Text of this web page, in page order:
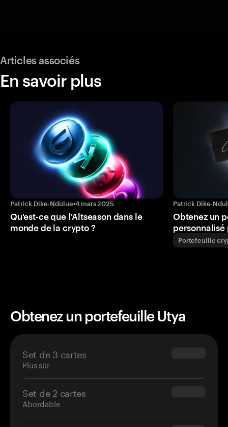
Articles associés
En savoir plus
Patrick Dike-Ndulue•4 mars 2025
Qu'est-ce que l'Altseason dans le
monde de la crypto ?
Patrick Dike-
Obtenez un
personnalisé
Portefeuille
Obtenez un portefeuille Utya
Set de 3 cartes
Plus sûr
$69.90
Set de 2 cartes
Abordable
$54.90